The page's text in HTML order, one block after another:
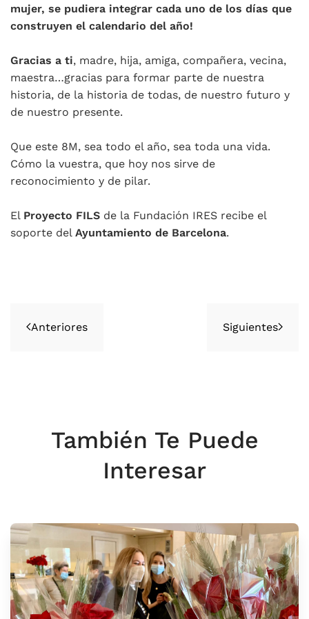
mujer, se pudiera integrar cada uno de los días que
construyen el calendario del año!
Gracias a ti, madre, hija, amiga, compañera, vecina,
maestra…gracias para formar parte de nuestra
historia, de la historia de todas, de nuestro futuro y
de nuestro presente.
Que este 8M, sea todo el año, sea toda una vida.
Cómo la vuestra, que hoy nos sirve de
reconocimiento y de pilar.
El Proyecto FILS de la Fundación IRES recibe el
soporte del Ayuntamiento de Barcelona.
Anteriores Siguientes
También Te Puede
Interesar